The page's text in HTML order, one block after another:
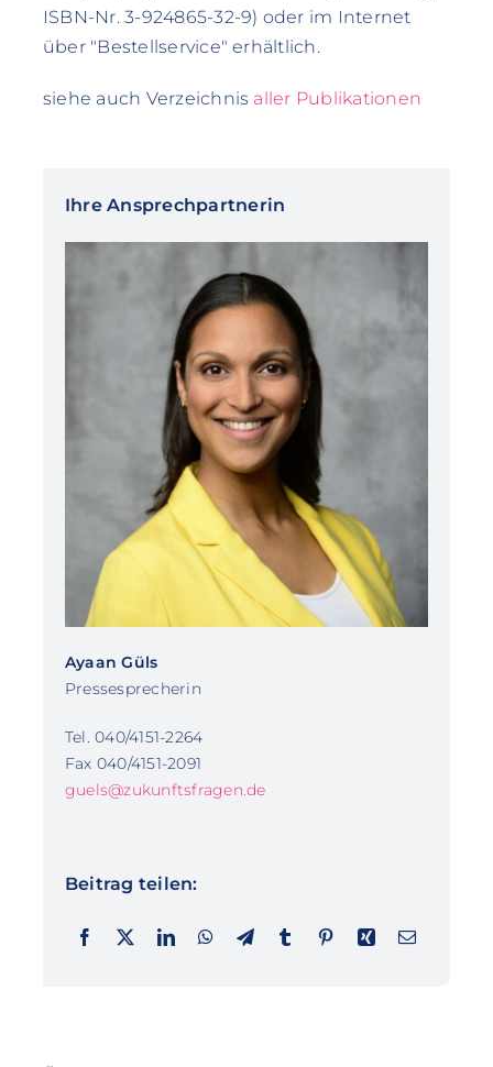
ISBN-Nr. 3-924865-32-9) oder im Internet
über "Bestellservice" erhältlich.
siehe auch Verzeichnis aller Publikationen
Ihre Ansprechpartnerin
Ayaan Güls
Pressesprecherin
Tel. 040/4151-2264
Fax 040/4151-2091
guels@zukunftsfragen.de
Beitrag teilen: